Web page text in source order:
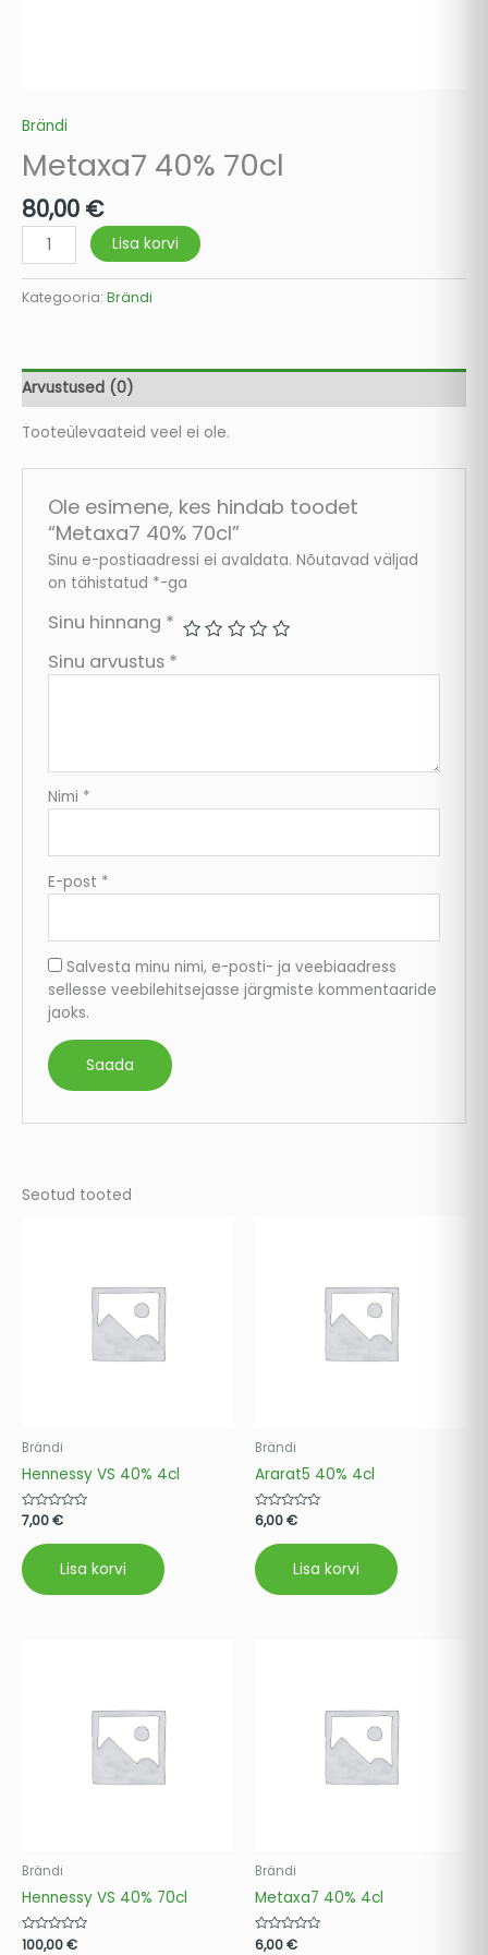
Brändi
Metaxa7 40% 70cl
80,00 €
Lisa korvi
Kategooria: Brändi
Arvustused (0)
Tooteülevaateid veel ei ole.
Ole esimene, kes hindab toodet
“Metaxa7 40% 70cl”
Sinu e-postiaadressi ei avaldata. Nõutavad väljad
on tähistatud *-ga
Sinu hinnang *
Sinu arvustus *
Nimi *
E-post *
Salvesta minu nimi, e-posti- ja veebiaadress
sellesse veebilehitsejasse järgmiste kommentaaride
jaoks.
Seotud tooted
Brändi
Hennessy VS 40% 4cl
Hinnanguga
5
7,00€
Lisa korvi
Brändi
Ararat5 40% 4cl
Hinnanguga
5
6,00€
Lisa korvi
Brändi
Hennessy VS 40% 70cl
Hinnanguga
100,00€
Brändi
Metaxa7 40% 4cl
Hinnanguga
6,00€